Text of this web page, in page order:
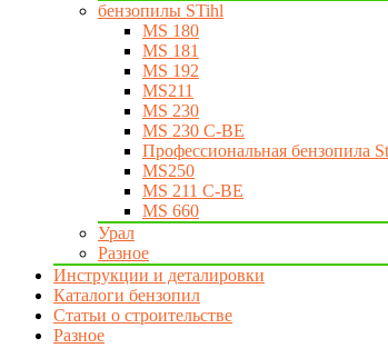
бензопилы STihl
MS 180
MS 181
MS 192
MS211
MS 230
MS 230 C-BE
Профессиональная бензопила
MS250
MS 211 C-BE
MS 660
Урал
Разное
Инструкции и деталировки
Каталоги бензопил
Статьи о строительстве
Разное